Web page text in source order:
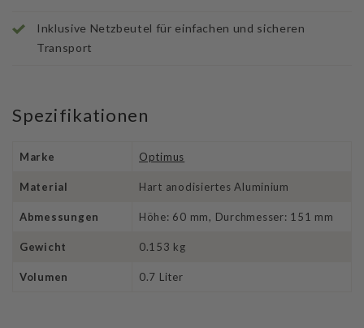
Inklusive Netzbeutel für einfachen und sicheren
Transport
Spezifikationen
Marke Optimus
Material Hart anodisiertes Aluminium
Abmessungen Höhe: 60 mm, Durchmesser: 151 mm
Gewicht 0.153 kg
Volumen 0.7 Liter